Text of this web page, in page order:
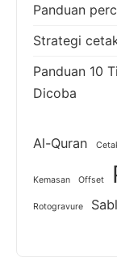
Panduan
Strategi
Panduan 10
Dicoba
Al-Quran
Kemasan Offset
Rotogravure